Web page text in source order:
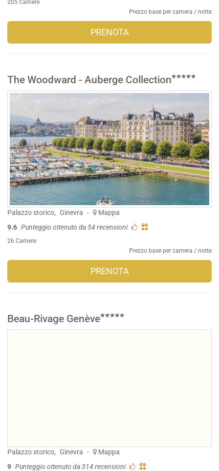
205 Camere
Prezzo base per camera / notte
PRENOTA
The Woodward - Auberge Collection
Palazzo storico, Ginevra -
Mappa
9.6 Punteggio ottenuto da 54 recensioni
26 Camere
Prezzo base per camera / notte
PRENOTA
Beau-Rivage Genève
Palazzo storico, Ginevra -
Mappa
9 Punteggio ottenuto da 314 recensioni